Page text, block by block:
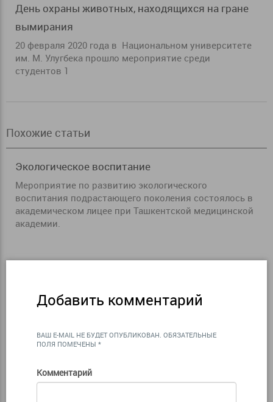
День охраны животных, находящихся на гране
вымирания
20 февраля 2020 года в Национальном университете
им. М. Улугбека прошло мероприятие среди
студентов 1
Похожие статьи
Экологическое воспитание
Мероприятие по развитию экологического
воспитания подрастающего поколения состоялось в
академическом лицее при Ташкентской медицинской
академии.
Добавить комментарий
ВАШ E-MAIL НЕ БУДЕТ ОПУБЛИКОВАН. ОБЯЗАТЕЛЬНЫЕ
ПОЛЯ ПОМЕЧЕНЫ *
Комментарий